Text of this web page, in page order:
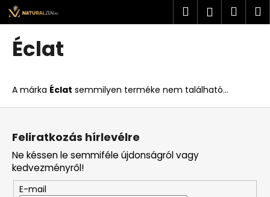
Ugrás
fő
tartalomhoz
Keresés
Éclat
A márka Éclat semmilyen terméke nem található...
K
o
i
t
k
e
r
e
s
?
L
Feliratkozás hírlevélre
Ne késsen le semmiféle újdonságról vagy
kedvezményről!
E-mail